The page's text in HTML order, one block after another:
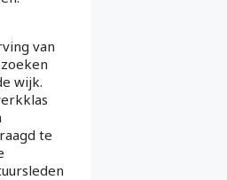
van
wijk.
te